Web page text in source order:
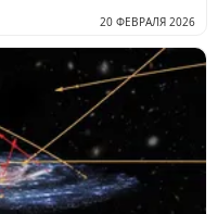
20 ФЕВРАЛЯ 2026